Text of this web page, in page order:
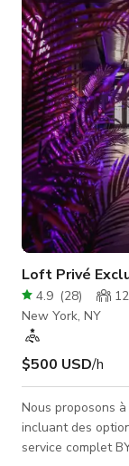
couleurs
papier, c'est 30$
Loft Privé
4.9 (28)
New York, NY
$500 USD/h
Nous proposons
incluant des
service complet BYOB. Pour nous aider à